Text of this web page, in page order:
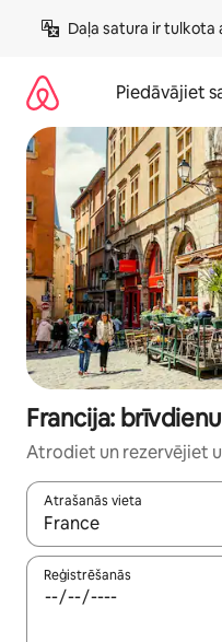
saturu
Daļa satura ir tulkota
Piedāvājiet
Francija:
Atrodiet un rezervējiet
Atrašanās vieta
Kad rezultāti kļūs
Reģistrēšanās